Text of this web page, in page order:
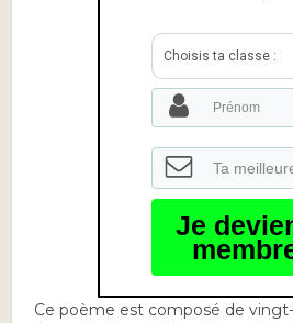
Choisis ta classe :
Je
Ce poème est composé de